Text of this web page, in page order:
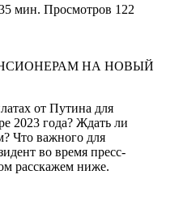
мин. Просмотров 122
от Путина для
2023 года? Ждать ли
Что важного для
во время пресс-
расскажем ниже.